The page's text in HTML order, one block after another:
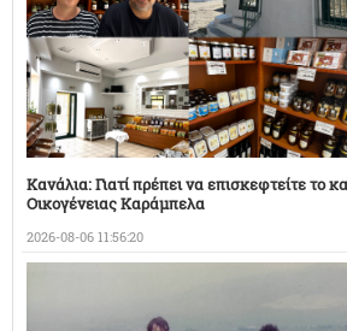
Κανάλια: Γιατί πρέπει να επισκεφτείτε το
Οικογένειας Καράμπελα
2026-08-06 11:56:20